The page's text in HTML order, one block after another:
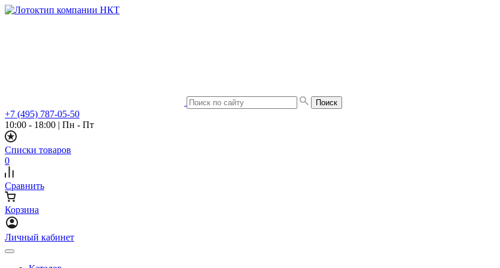
+7 (495) 787-05-50
10:00 - 18:00 | Пн - Пт
Списки товаров
0
Сравнить
Корзина
Личный кабинет